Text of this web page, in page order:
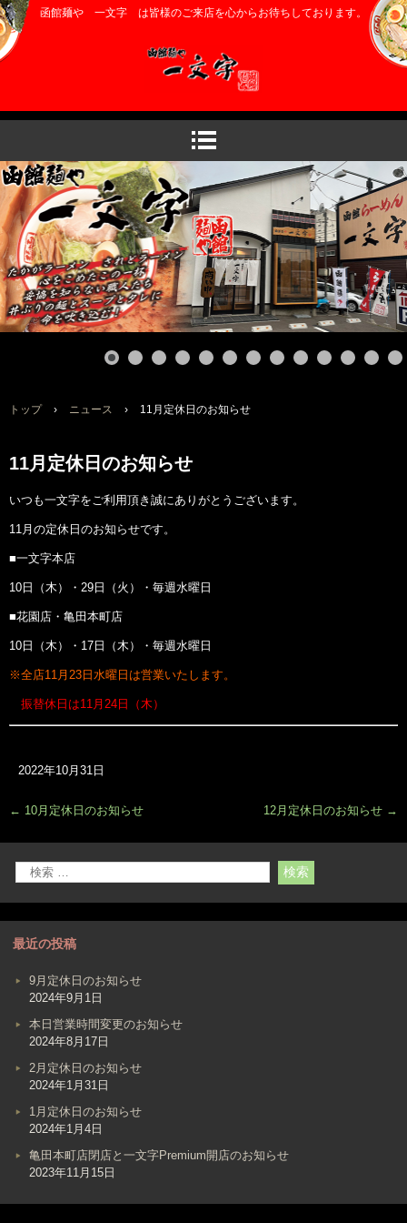
函館麺や 一文字 は皆様のご来店を心からお待ちしております。
トップ › ニュース › 11月定休日のお知らせ
11月定休日のお知らせ
いつも一文字をご利用頂き誠にありがとうございます。
11月の定休日のお知らせです。
■一文字本店
10日（木）・29日（火）・毎週水曜日
■花園店・亀田本町店
10日（木）・17日（木）・毎週水曜日
※全店11月23日水曜日は営業いたします。
振替休日は11月24日（木）
2022年10月31日
← 10月定休日のお知らせ 12月定休日のお知らせ →
最近の投稿
9月定休日のお知らせ
2024年9月1日
本日営業時間変更のお知らせ
2024年8月17日
2月定休日のお知らせ
2024年1月31日
1月定休日のお知らせ
2024年1月4日
亀田本町店閉店と一文字Premium開店のお知らせ
2023年11月15日